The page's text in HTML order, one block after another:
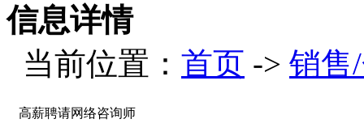
信息详情
当前位置： 首页 -> 销售
高薪聘请网络咨询师